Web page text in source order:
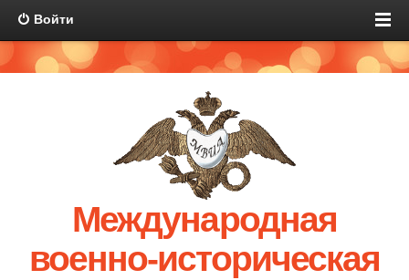
Войти
Международная
военно-историческая